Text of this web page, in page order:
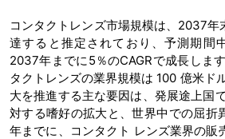
コンタクトレンズ市場規模は、2037年
達すると推定されており、予測期間
2037年までに5％のCAGRで成長しま
タクトレンズの業界規模は 100 億米ド
大を推進する主な要因は、発展途上国
対する嗜好の拡大と、世界中での屈折
年までに、コンタクト レンズ業界の販